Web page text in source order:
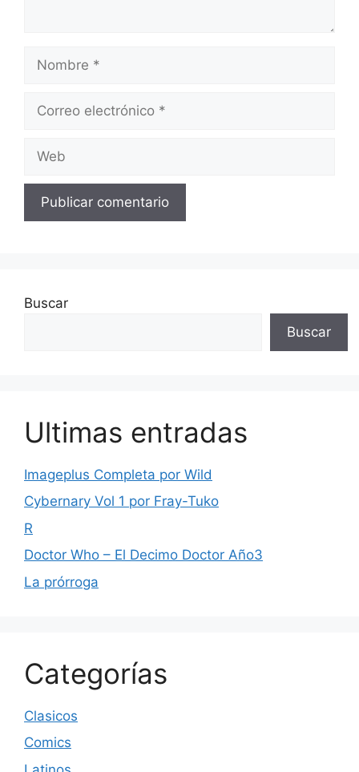
electrónico
Buscar
Buscar
Ultimas entradas
Imageplus Completa por Wild
Cybernary Vol 1 por Fray-Tuko
R
Doctor Who – El Decimo Doctor Año3
La prórroga
Categorías
Clasicos
Comics